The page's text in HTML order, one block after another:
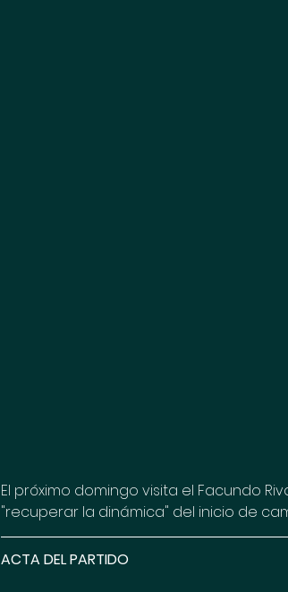
El próximo domingo visita el Facundo
"recuperar la dinámica" del inicio de
ACTA DEL PARTIDO